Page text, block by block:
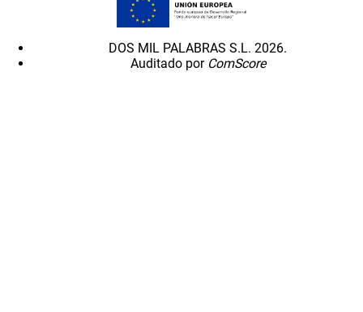
DOS MIL PALABRAS S.L. 2026.
Auditado por ComScore